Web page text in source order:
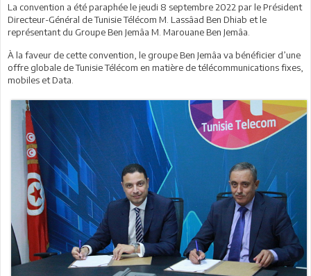
La convention a été paraphée le jeudi 8 septembre 2022 par le Président
Directeur-Général de Tunisie Télécom M. Lassâad Ben Dhiab et le
représentant du Groupe Ben Jemâa M. Marouane Ben Jemâa.
À la faveur de cette convention, le groupe Ben Jemâa va bénéficier d’une
offre globale de Tunisie Télécom en matière de télécommunications fixes,
mobiles et Data.